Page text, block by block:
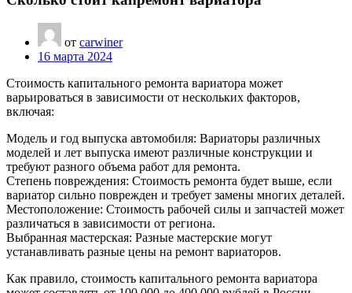
от carwiner
16 марта 2024
Стоимость капитального ремонта вариатора может
варьироваться в зависимости от нескольких факторов,
включая:
Модель и год выпуска автомобиля: Вариаторы различных
моделей и лет выпуска имеют различные конструкции и
требуют разного объема работ для ремонта.
Степень повреждения: Стоимость ремонта будет выше, если
вариатор сильно поврежден и требует замены многих деталей.
Местоположение: Стоимость рабочей силы и запчастей может
различаться в зависимости от региона.
Выбранная мастерская: Разные мастерские могут
устанавливать разные цены на ремонт вариаторов.
Как правило, стоимость капитального ремонта вариатора